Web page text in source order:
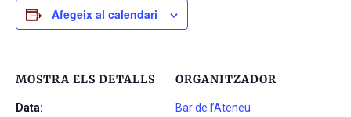
Afegeix al calendari
MOSTRA ELS DETALLS
Data:
ORGANITZADOR
Bar de l’Ateneu